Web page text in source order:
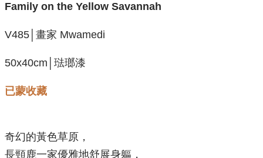
Family on the Yellow Savannah
V485│畫家 Mwamedi
50x40cm│琺瑯漆
已蒙收藏
奇幻的黃色草原，
長頸鹿一家優雅地舒展身軀，